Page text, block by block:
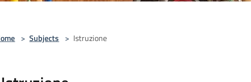
> Subjects > Istruzione